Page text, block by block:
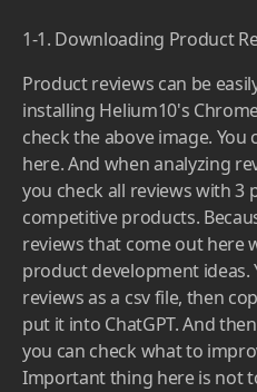
1-1. Downloading Product
Product reviews can be
installing Helium10's
check the above image.
here. And when analyzing
you check all reviews with 3
competitive products.
reviews that come out here
product development ideas.
reviews as a csv file, then
put it into ChatGPT. And
you can check what to
Important thing here is not